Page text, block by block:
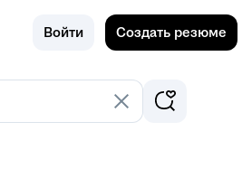
Войти Создать резюме